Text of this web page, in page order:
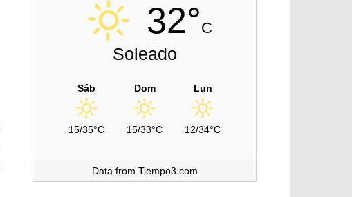
32°C
Soleado
Sáb
15/35°C
Dom
15/33°C
Lun
12/34°C
Data from Tiempo3.com